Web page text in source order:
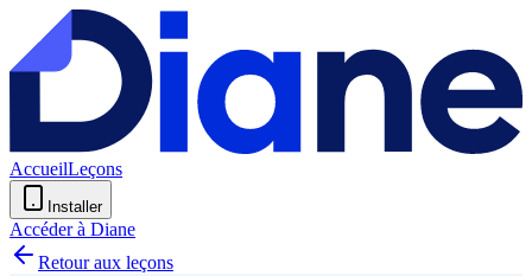
AccueilLeçons
Installer
Accéder à Diane
Retour aux leçons